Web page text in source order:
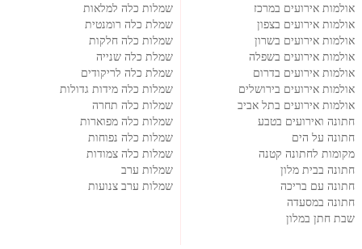
אולמות אירועים במרכז
אולמות אירועים בצפון
אולמות אירועים בשרון
אולמות אירועים בשפלה
אולמות אירועים בדרום
אולמות אירועים בירושלים
אולמות אירועים בתל אביב
חתונה ואירועים בטבע
חתונה על הים
מקומות לחתונה קטנה
חתונה בבית מלון
חתונה עם בריכה
חתונה במסעדה
שבת חתן במלון
שמלות כלה למלאות
שמלת כלה רומנטית
שמלות כלה חלקות
שמלת כלה שנייה
שמלת כלה לריקודים
שמלות כלה מידות גדולות
שמלות כלה תחרה
שמלות כלה מפוארות
שמלות כלה נפוחות
שמלות כלה צמודות
שמלות ערב
שמלות ערב צנועות